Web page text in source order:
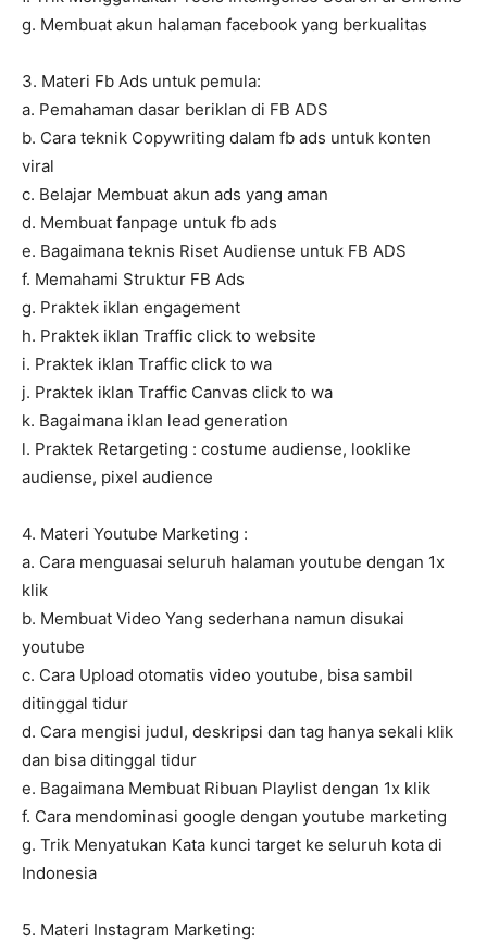
g. Membuat akun halaman facebook yang berkualitas
3. Materi Fb Ads untuk pemula:
a. Pemahaman dasar beriklan di FB ADS
b. Cara teknik Copywriting dalam fb ads untuk konten
viral
c. Belajar Membuat akun ads yang aman
d. Membuat fanpage untuk fb ads
e. Bagaimana teknis Riset Audiense untuk FB ADS
f. Memahami Struktur FB Ads
g. Praktek iklan engagement
h. Praktek iklan Traffic click to website
i. Praktek iklan Traffic click to wa
j. Praktek iklan Traffic Canvas click to wa
k. Bagaimana iklan lead generation
l. Praktek Retargeting : costume audiense, looklike
audiense, pixel audience
4. Materi Youtube Marketing :
a. Cara menguasai seluruh halaman youtube dengan 1x
klik
b. Membuat Video Yang sederhana namun disukai
youtube
c. Cara Upload otomatis video youtube, bisa sambil
ditinggal tidur
d. Cara mengisi judul, deskripsi dan tag hanya sekali klik
dan bisa ditinggal tidur
e. Bagaimana Membuat Ribuan Playlist dengan 1x klik
f. Cara mendominasi google dengan youtube marketing
g. Trik Menyatukan Kata kunci target ke seluruh kota di
Indonesia
5. Materi Instagram Marketing: